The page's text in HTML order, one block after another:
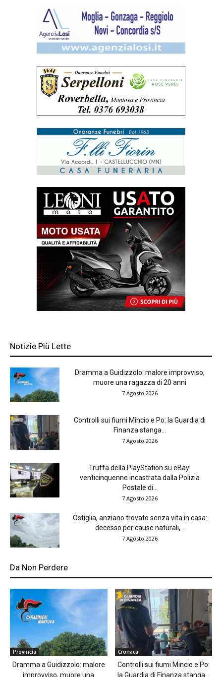
Notizie Più Lette
Dramma a Guidizzolo: malore improvviso,
muore una ragazza di 20 anni
7 Agosto 2026
Controlli sui fiumi Mincio e Po: la Guardia di
Finanza stanga...
7 Agosto 2026
Truffa della PlayStation su eBay:
venticinquenne incastrata dalla Polizia
Postale di...
7 Agosto 2026
Ostiglia, anziano trovato senza vita in casa:
decesso per cause naturali,...
7 Agosto 2026
Da Non Perdere
Provincia
Dramma a Guidizzolo: malore
improvviso, muore una
Cronaca
Controlli sui fiumi Mincio e Po:
la Guardia di Finanza stanga...